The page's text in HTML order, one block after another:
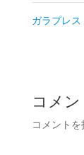
ガラプレス
コメ
コメント